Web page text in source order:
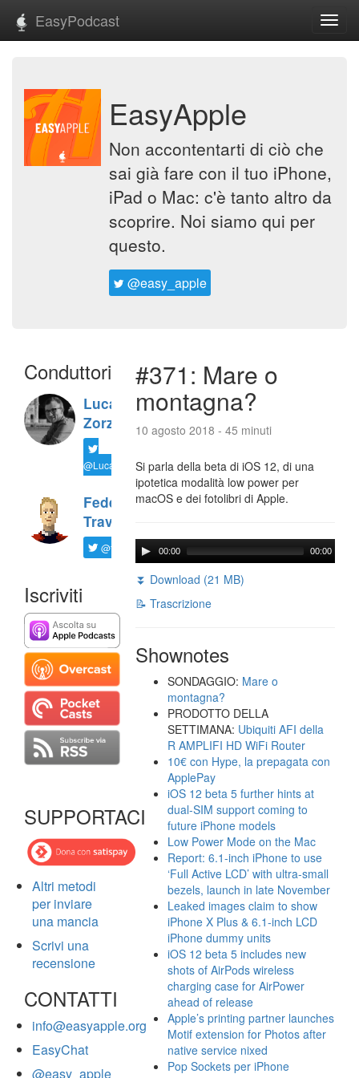
EasyPodcast
EasyApple
Non accontentarti di ciò che
sai già fare con il tuo iPhone,
iPad o Mac: c'è tanto altro da
scoprire. Noi siamo qui per
questo.
@easy_apple
Conduttori
Luca
Zorzi
@LucaTNT
Federico
Travaini
@ftrava
Iscriviti
SUPPORTACI
Altri metodi
per inviare
una mancia
Scrivi una
recensione
CONTATTI
info@easyapple.org
EasyChat
@easy_apple
#371: Mare o
montagna?
10 agosto 2018 - 45 minuti
Si parla della beta di iOS 12, di una
ipotetica modalità low power per
macOS e dei fotolibri di Apple.
00:00 00:00
⏬ Download (21 MB)
📝 Trascrizione
Shownotes
SONDAGGIO: Mare o
montagna?
PRODOTTO DELLA
SETTIMANA: Ubiquiti AFI della
R AMPLIFI HD WiFi Router
10€ con Hype, la prepagata con
ApplePay
iOS 12 beta 5 further hints at
dual-SIM support coming to
future iPhone models
Low Power Mode on the Mac
Report: 6.1-inch iPhone to use
‘Full Active LCD’ with ultra-small
bezels, launch in late November
Leaked images claim to show
iPhone X Plus & 6.1-inch LCD
iPhone dummy units
iOS 12 beta 5 includes new
shots of AirPods wireless
charging case for AirPower
ahead of release
Apple’s printing partner launches
Motif extension for Photos after
native service nixed
Pop Sockets per iPhone